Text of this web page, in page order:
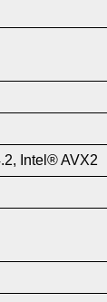
Intel® AVX2